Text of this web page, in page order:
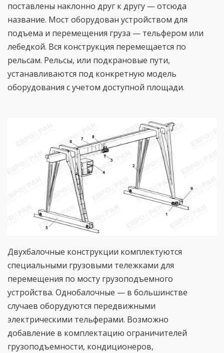
поставлены наклонно друг к другу — отсюда
название. Мост оборудован устройством для
подъема и перемещения груза — тельфером или
лебедкой. Вся конструкция перемещается по
рельсам. Рельсы, или подкрановые пути,
устанавливаются под конкретную модель
оборудования с учетом доступной площади.
Двухбалочные конструкции комплектуются
специальными грузовыми тележками для
перемещения по мосту грузоподъемного
устройства. Однобалочные — в большинстве
случаев оборудуются передвижными
электрическими тельферами. Возможно
добавление в комплектацию ограничителей
грузоподъемности, кондиционеров,